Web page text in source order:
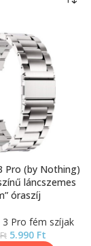
Pro (by Nothing)
láncszemes
óraszíj
3 Pro fém szíjak
Ft 5.990 Ft